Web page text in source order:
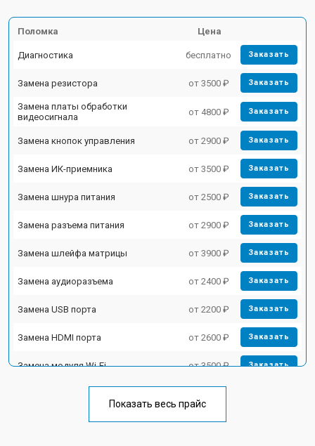
Поломка Цена
Диагностика бесплатно Заказать
Замена резистора от 3500 ₽ Заказать
Замена платы обработки
видеосигнала
от 4800 ₽ Заказать
Замена кнопок управления от 2900 ₽ Заказать
Замена ИК-приемника от 3500 ₽ Заказать
Замена шнура питания от 2500 ₽ Заказать
Замена разъема питания от 2900 ₽ Заказать
Замена шлейфа матрицы от 3900 ₽ Заказать
Замена аудиоразъема от 2400 ₽ Заказать
Замена USB порта от 2200 ₽ Заказать
Замена HDMI порта от 2600 ₽ Заказать
Замена модуля Wi-Fi от 3500 ₽ Заказать
Ремонт блока управления от 3100 ₽
Показать весь прайс